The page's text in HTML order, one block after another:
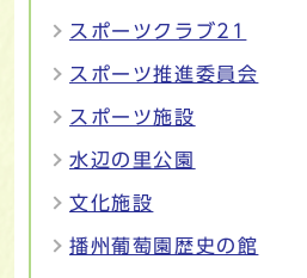
スポーツクラブ21
スポーツ推進委員会
スポーツ施設
水辺の里公園
文化施設
播州葡萄園歴史の館